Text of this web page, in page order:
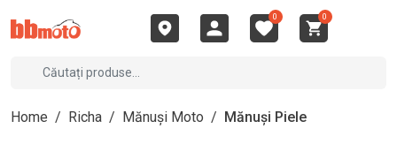
0 0
Home / Richa / Mănuși Moto / Mănuși Piele